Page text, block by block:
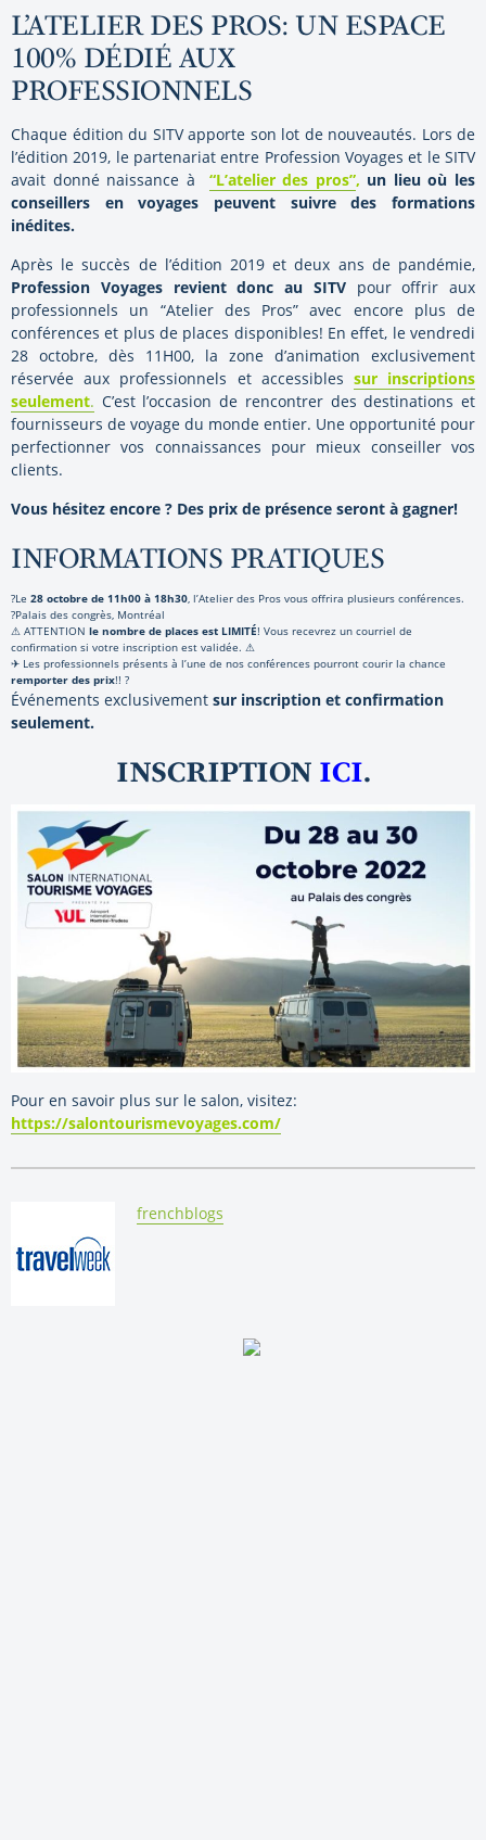
L’ATELIER DES PROS: UN ESPACE
100% DÉDIÉ AUX
PROFESSIONNELS
Chaque édition du SITV apporte son lot de nouveautés. Lors de
l’édition 2019, le partenariat entre Profession Voyages et le SITV
avait donné naissance à
“L’atelier des pros”, un lieu où les
conseillers en voyages peuvent suivre des formations
inédites.
Après le succès de l’édition 2019 et deux ans de pandémie,
Profession Voyages revient donc au SITVpour offrir aux
professionnels un “Atelier des Pros” avec encore plus de
conférences et plus de places disponibles! En effet, le vendredi
28 octobre, dès 11H00, la zone d’animation exclusivement
réservée aux professionnels et accessibles sur inscriptions
seulement. C’est l’occasion de rencontrer des destinations et
fournisseurs de voyage du monde entier. Une opportunité pour
perfectionner vos connaissances pour mieux conseiller vos
clients.
Vous hésitez encore ? Des prix de présence seront à gagner!
INFORMATIONS PRATIQUES
?Le 28 octobre de 11h00 à 18h30, l’Atelier des Pros vous offrira plusieurs conférences.
?Palais des congrès, Montréal
⚠ ATTENTION le nombre de places est LIMITÉ! Vous recevrez un courriel de
confirmation si votre inscription est validée. ⚠
✈ Les professionnels présents à l’une de nos conférences pourront courir la chance
remporter des prix!! ?
Événements exclusivement sur inscription et confirmation
seulement.
INSCRIPTION ICI.
Pour en savoir plus sur le salon, visitez:
https://salontourismevoyages.com/
By:
frenchblogs